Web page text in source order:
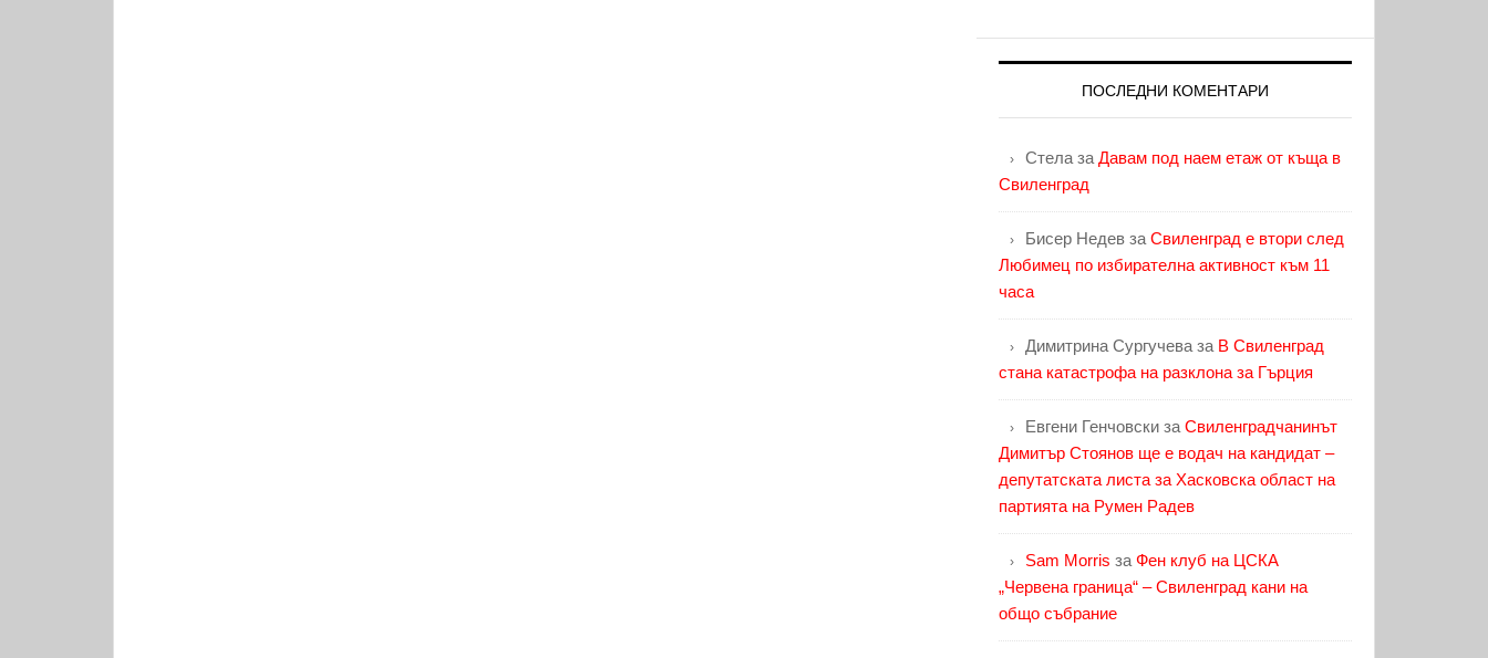
ПОСЛЕДНИ КОМЕНТАРИ
Стела за Давам под наем етаж от къща в
Свиленград
Бисер Недев за Свиленград е втори след
Любимец по избирателна активност към 11
часа
Димитрина Сургучева за В Свиленград
стана катастрофа на разклона за Гърция
Евгени Генчовски за Свиленградчанинът
Димитър Стоянов ще е водач на кандидат –
депутатската листа за Хасковска област на
партията на Румен Радев
Sam Morris за Фен клуб на ЦСКА
„Червена граница“ – Свиленград кани на
общо събрание